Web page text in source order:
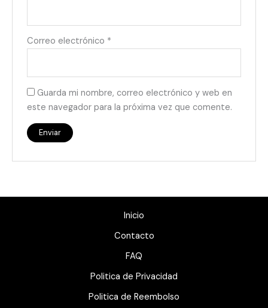
Correo electrónico *
Guarda mi nombre, correo electrónico y web en
este navegador para la próxima vez que comente.
Inicio
Contacto
FAQ
Politica de Privacidad
Politica de Reembolso